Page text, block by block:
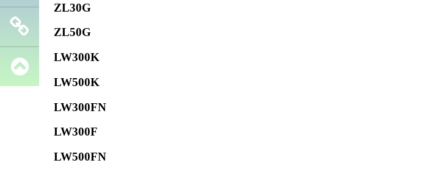
ZL30G
ZL50G
LW300K
LW500K
LW300FN
LW300F
LW500FN
Facebook
Запчасти